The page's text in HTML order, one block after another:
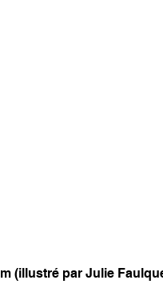
(illustré par Julie